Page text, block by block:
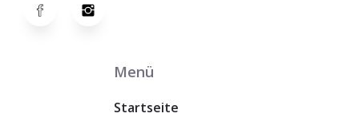
Menü
Startseite